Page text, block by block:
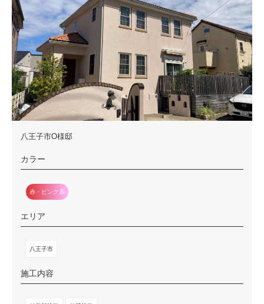
八王子市O様邸
カラー
赤・ピンク系
エリア
八王子市
施工内容